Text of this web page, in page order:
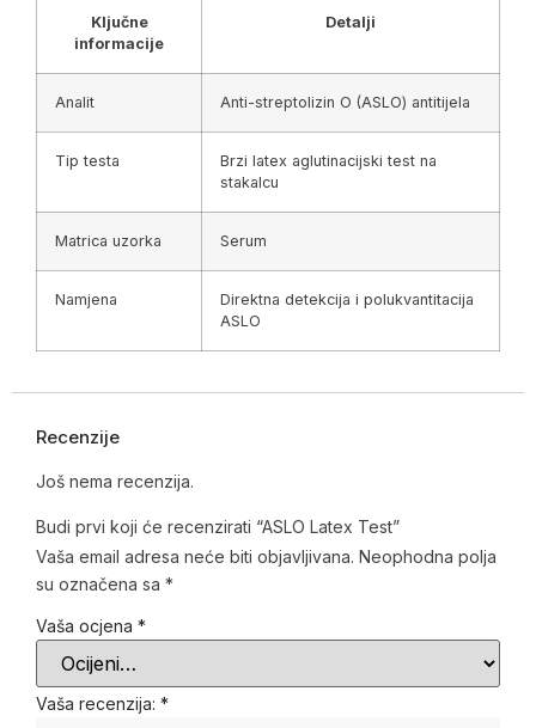
Ključne
informacije
Detalji
Analit Anti-streptolizin O (ASLO) antitijela
Tip testa
Brzi latex aglutinacijski test na
stakalcu
Matrica uzorka Serum
Namjena
Direktna detekcija i polukvantitacija
ASLO
Recenzije
Još nema recenzija.
Budi prvi koji će recenzirati “ASLO Latex Test”
Vaša email adresa neće biti objavljivana. Neophodna polja
su označena sa *
Vaša ocjena *
Vaša recenzija: *